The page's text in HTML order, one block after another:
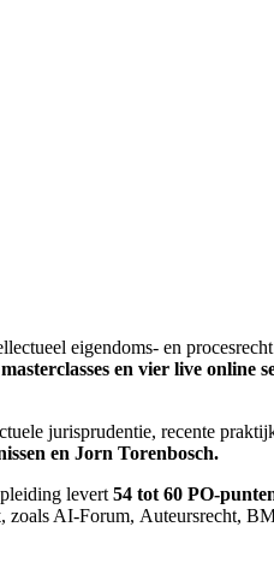
eigendoms- en
en vier live online
jurisprudentie, recente
en Jorn Torenbosch.
levert 54 tot 60 PO-
, zoals AI-Forum, Auteursrecht,